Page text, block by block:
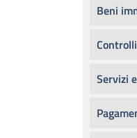
Beni
Servizi